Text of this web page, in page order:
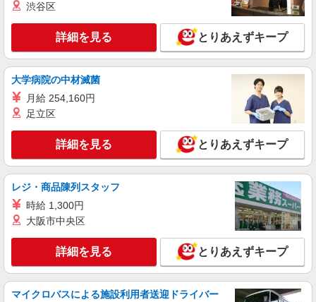
キープ 詳細を見る
アルバイト パート
すき家 野田花井店
すき家の店舗スタッフ（接客・調理・清掃な
時給1,200円 ※22:00〜翌5:00：時給1,500円 ※
高校生時給1,150円 ※早朝手当（5:00〜9:00）時給
千葉県野田市花井200-1
キープ 詳細を見る
アルバイト パート
すき家 野田つつみ野店
すき家の店舗スタッフ（接客・調理・清掃な
ど）
時給1,230円 ※22:00〜翌5:00：時給1,538円 ※
高校生時給1,150円 ※早朝手当（5:00〜9:00）時給
渋谷区
詳細を見る とりあえずキープ
大学病院の中材滅菌
月給 254,160円
足立区
詳細を見る とりあえずキープ
レジ・商品陳列スタッフ
時給 1,300円
大阪市中央区
詳細を見る とりあえずキープ
マイクロバスによる施設利用者送迎ドライバー